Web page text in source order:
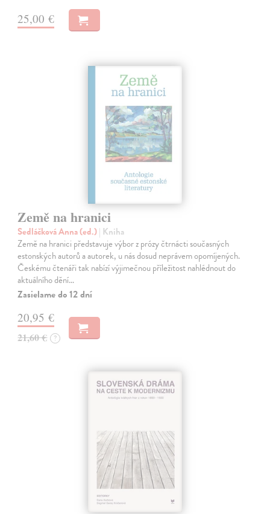
25,00 €
Země na hranici
Sedláčková Anna (ed.)| Kniha
Země na hranici představuje výbor z prózy čtrnácti současných
estonských autorů a autorek, u nás dosud neprávem opomíjených.
Českému čtenáři tak nabízí výjimečnou příležitost nahlédnout do
aktuálního dění…
Zasielame do 12 dní
20,95 €
21,60 € ?